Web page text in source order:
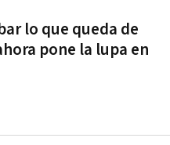
lo que queda de
pone la lupa en